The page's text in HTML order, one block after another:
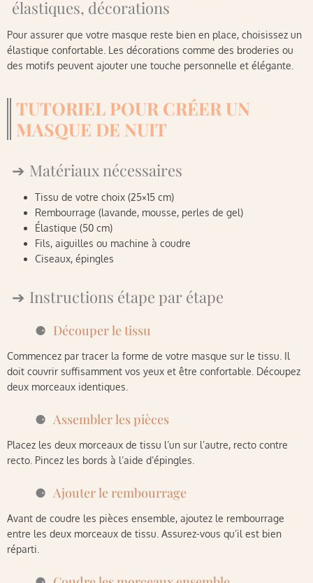
élastiques, décorations
Pour assurer que votre masque reste bien en place, choisissez un
élastique confortable. Les décorations comme des broderies ou
des motifs peuvent ajouter une touche personnelle et élégante.
TUTORIEL POUR CRÉER UN
MASQUE DE NUIT
Matériaux nécessaires
Tissu de votre choix (25×15 cm)
Rembourrage (lavande, mousse, perles de gel)
Élastique (50 cm)
Fils, aiguilles ou machine à coudre
Ciseaux, épingles
Instructions étape par étape
Découper le tissu
Commencez par tracer la forme de votre masque sur le tissu. Il
doit couvrir suffisamment vos yeux et être confortable. Découpez
deux morceaux identiques.
Assembler les pièces
Placez les deux morceaux de tissu l’un sur l’autre, recto contre
recto. Pincez les bords à l’aide d’épingles.
Ajouter le rembourrage
Avant de coudre les pièces ensemble, ajoutez le rembourrage
entre les deux morceaux de tissu. Assurez-vous qu’il est bien
réparti.